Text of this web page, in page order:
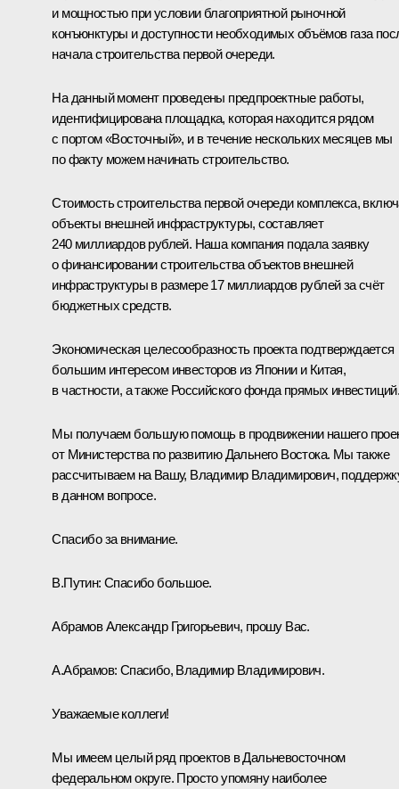
и мощностью при условии благоприятной рыночной
конъюнктуры и доступности необходимых объёмов газа
начала строительства первой очереди.
На данный момент проведены предпроектные работы,
идентифицирована площадка, которая находится рядом
с портом «Восточный», и в течение нескольких месяцев мы
по факту можем начинать строительство.
Стоимость строительства первой очереди комплекса,
объекты внешней инфраструктуры, составляет
240 миллиардов рублей. Наша компания подала заявку
о финансировании строительства объектов внешней
инфраструктуры в размере 17 миллиардов рублей за счёт
бюджетных средств.
Экономическая целесообразность проекта подтверждается
большим интересом инвесторов из Японии и Китая,
в частности, а также Российского фонда прямых
Мы получаем большую помощь в продвижении нашего
от Министерства по развитию Дальнего Востока. Мы также
рассчитываем на Вашу, Владимир Владимирович,
в данном вопросе.
Спасибо за внимание.
В.Путин: Спасибо большое.
Абрамов Александр Григорьевич, прошу Вас.
А.Абрамов: Спасибо, Владимир Владимирович.
Уважаемые коллеги!
Мы имеем целый ряд проектов в Дальневосточном
федеральном округе. Просто упомяну наиболее